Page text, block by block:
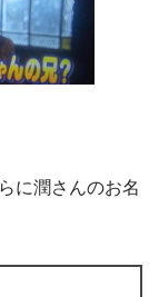
に潤さんのお名